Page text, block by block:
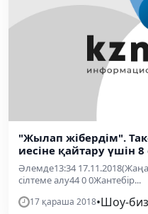
"Жылап жібердім".
иесіне қайтару үшін 8
Әлемде13:34
сілтеме алу44 0 0Жантебір...
17 қараша 2018•Шоу-